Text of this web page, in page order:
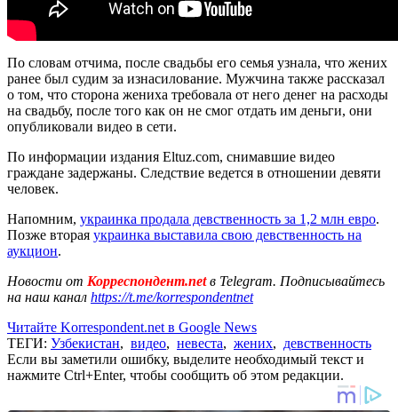
По словам отчима, после свадьбы его семья узнала, что жених
ранее был судим за изнасилование. Мужчина также рассказал
о том, что сторона жениха требовала от него денег на расходы
на свадьбу, после того как он не смог отдать им деньги, они
опубликовали видео в сети.
По информации издания Eltuz.com, снимавшие видео
граждане задержаны. Следствие ведется в отношении девяти
человек.
Напомним, украинка продала девственность за 1,2 млн евро.
Позже вторая украинка выставила свою девственность на
аукцион.
Новости от Корреспондент.netв Telegram. Подписывайтесь
на наш канал https://t.me/korrespondentnet
Читайте Korrespondent.net в Google News
ТЕГИ: Узбекистан, видео, невеста, жених, девственность
Если вы заметили ошибку, выделите необходимый текст и
нажмите Ctrl+Enter, чтобы сообщить об этом редакции.